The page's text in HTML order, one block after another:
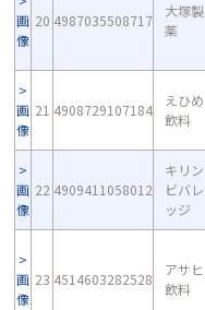
画
像
20 4987035508717
大塚製
薬
画
像
21 4908729107184
えひめ
飲料
画
像
22 4909411058012
キリン
ビバレ
ッジ
画
像
23 4514603282528
アサヒ
飲料